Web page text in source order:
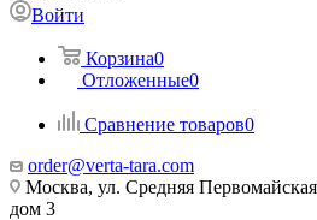
Войти
Корзина0
Отложенные0
Сравнение товаров0
order@verta-tara.com
Москва, ул. Средняя
дом 3